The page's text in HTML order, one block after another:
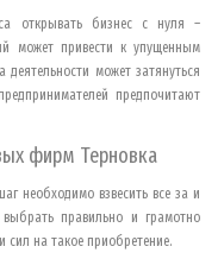
открывать бизнес с нуля –
может привести к упущенным
может затянуться
предпочитают
фирм Терновка
необходимо взвесить все за и
правильно и грамотно
сил на такое приобретение.